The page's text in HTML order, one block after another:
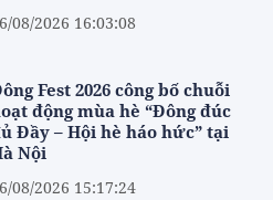
08/2026 16:03:08
Fest 2026 công bố chuỗi
động mùa hè “Đông đúc
Đầy – Hội hè háo hức” tại
Nội
08/2026 15:17:24